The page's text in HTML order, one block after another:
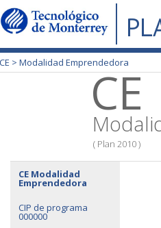
CE > Modalidad Emprendedora
CE
( Plan 2010 )
CE Modalidad
Emprendedora
CIP de programa
000000